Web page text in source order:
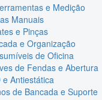
e Medição
Manuais
e Pinças
e Organização
de Oficina
de Fendas e Abertura
e Antiestática
de Bancada e Suporte